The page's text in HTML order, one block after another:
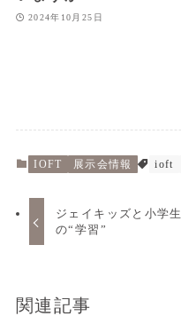
2024年10月25日
IOFT 展示会情報 ioft
ジェイキッズと小学生
の“学習”
関連記事